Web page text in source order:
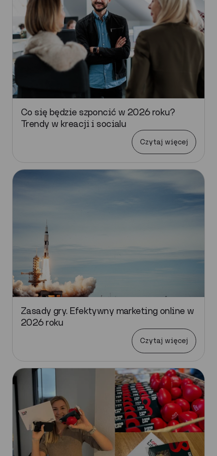
Co się będzie szponcić w 2026 roku?
Trendy w kreacji i socialu
Czytaj więcej
Zasady gry. Efektywny marketing online w
2026 roku
Czytaj więcej